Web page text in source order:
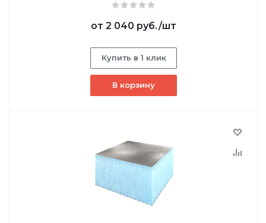
от 2 040 руб./шт
Купить в 1 клик
В корзину